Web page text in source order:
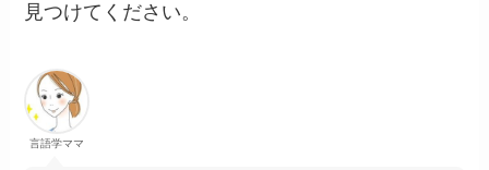
見つけてください。
言語学ママ